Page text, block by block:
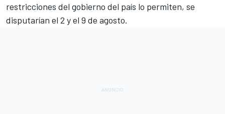
restricciones del gobierno del país lo permiten, se
disputarían el 2 y el 9 de agosto.